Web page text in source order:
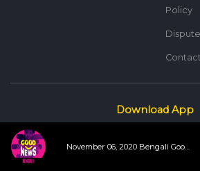
November 06, 2020 Bengali Good News
Policy
Download App